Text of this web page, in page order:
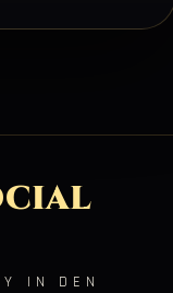
IN DEN